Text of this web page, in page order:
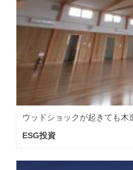
ウッドショックが起きても
ESG投資